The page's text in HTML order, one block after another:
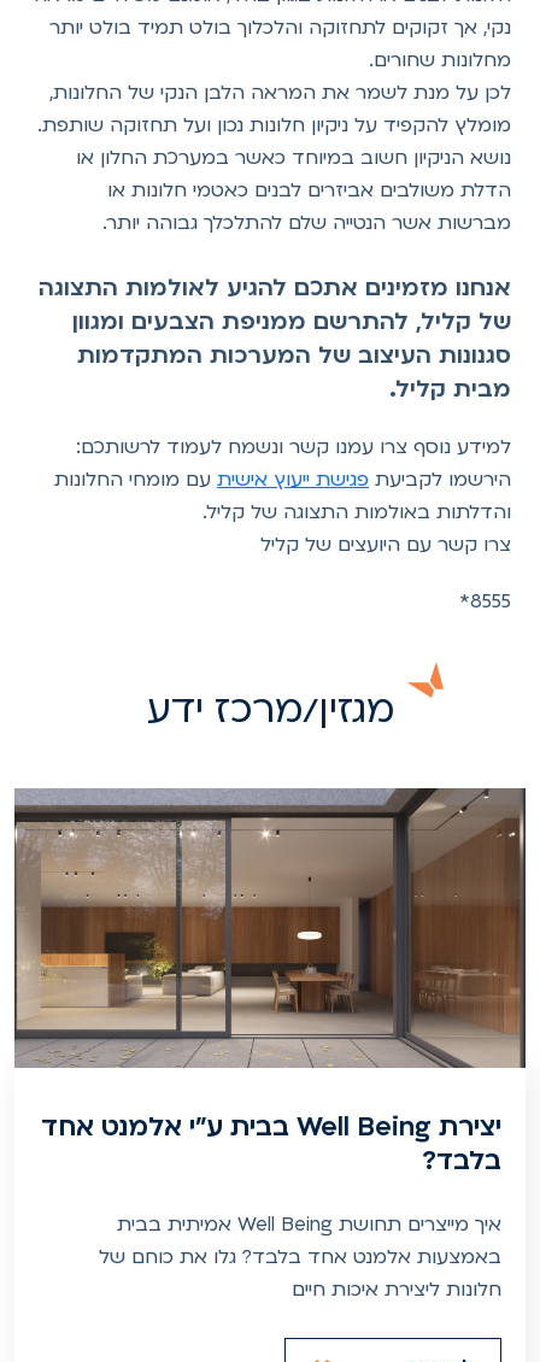
נקי, אך זקוקים לתחזוקה והלכלוך בולט תמיד בולט יותר
מחלונות שחורים.
לכן על מנת לשמר את המראה הלבן הנקי של החלונות,
מומלץ להקפיד על ניקיון חלונות נכון ועל תחזוקה שותפת.
נושא הניקיון חשוב במיוחד כאשר במערכת החלון או
הדלת משולבים אביזרים לבנים כאטמי חלונות או
מברשות אשר הנטייה שלם להתלכלך גבוהה יותר.
אנחנו מזמינים אתכם להגיע לאולמות התצוגה
של קליל, להתרשם ממניפת הצבעים ומגוון
סגנונות העיצוב של המערכות המתקדמות
מבית קליל.
למידע נוסף צרו עמנו קשר ונשמח לעמוד לרשותכם:
הירשמו לקביעתפגישת ייעוץ אישיתעם מומחי החלונות
והדלתות באולמות התצוגה של קליל.
צרו קשר עם היועצים של קליל
8555*
מגזין/מרכז ידע
יצירת Well Being בבית ע"י אלמנט אחד
בלבד?
איך מייצרים תחושת Well Being אמיתית בבית
באמצעות אלמנט אחד בלבד? גלו את כוחם של
חלונות ליצירת איכות חיים